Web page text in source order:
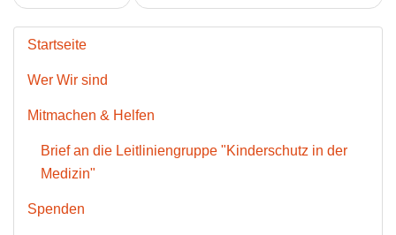
Startseite
Wer Wir sind
Mitmachen & Helfen
Brief an die Leitliniengruppe "Kinderschutz in der
Medizin"
Spenden